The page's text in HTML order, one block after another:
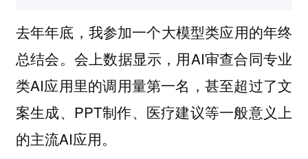
去年年底，我参加一个大模型类应用的年终
总结会。会上数据显示，用AI审查合同专业
类AI应用里的调用量第一名，甚至超过了文
案生成、PPT制作、医疗建议等一般意义上
的主流AI应用。